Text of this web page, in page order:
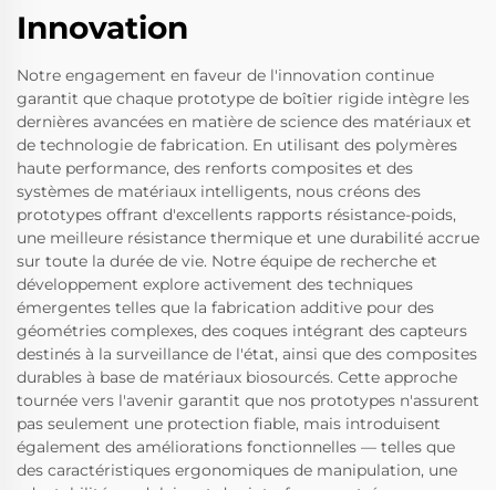
Innovation
Notre engagement en faveur de l'innovation continue
garantit que chaque prototype de boîtier rigide intègre les
dernières avancées en matière de science des matériaux et
de technologie de fabrication. En utilisant des polymères
haute performance, des renforts composites et des
systèmes de matériaux intelligents, nous créons des
prototypes offrant d'excellents rapports résistance-poids,
une meilleure résistance thermique et une durabilité accrue
sur toute la durée de vie. Notre équipe de recherche et
développement explore activement des techniques
émergentes telles que la fabrication additive pour des
géométries complexes, des coques intégrant des capteurs
destinés à la surveillance de l'état, ainsi que des composites
durables à base de matériaux biosourcés. Cette approche
tournée vers l'avenir garantit que nos prototypes n'assurent
pas seulement une protection fiable, mais introduisent
également des améliorations fonctionnelles — telles que
des caractéristiques ergonomiques de manipulation, une